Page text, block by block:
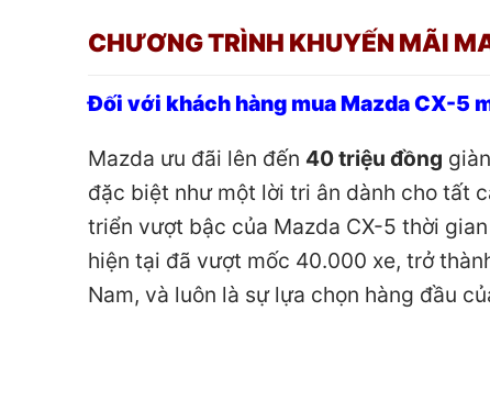
CHƯƠNG TRÌNH KHUYẾN MÃI
Đối với khách hàng mua Mazda CX-5
Mazda ưu đãi lên đến 40 triệu đồng
đặc biệt như một lời tri ân dành cho tất
triển vượt bậc của Mazda CX-5 thời
hiện tại đã vượt mốc 40.000 xe, trở
Nam, và luôn là sự lựa chọn hàng đầu